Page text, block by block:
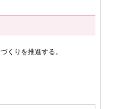
くりを推進する。